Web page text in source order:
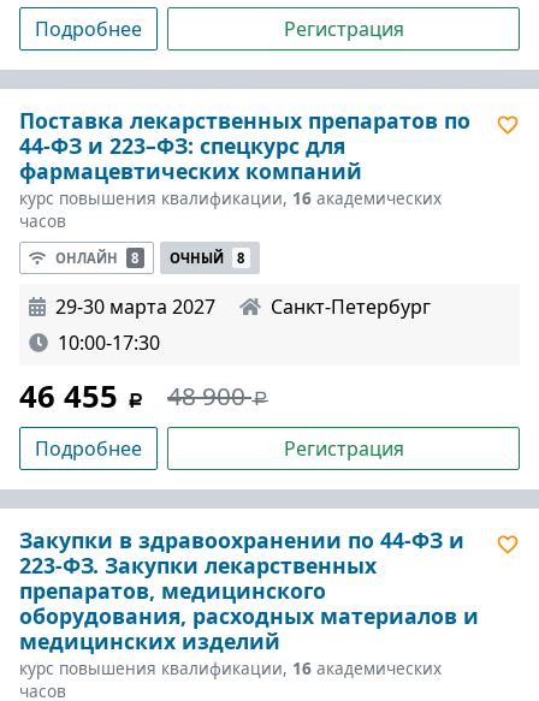
Подробнее Регистрация
Поставка лекарственных препаратов по
44-ФЗ и 223–ФЗ: спецкурс для
фармацевтических компаний
курс повышения квалификации, 16 академических
часов
ОНЛАЙН 8 ОЧНЫЙ 8
29-30 марта 2027
Санкт-Петербург
10:00-17:30
46 455 48 900
Подробнее Регистрация
Закупки в здравоохранении по 44-ФЗ и
223-ФЗ. Закупки лекарственных
препаратов, медицинского
оборудования, расходных материалов и
медицинских изделий
курс повышения квалификации, 16 академических
часов